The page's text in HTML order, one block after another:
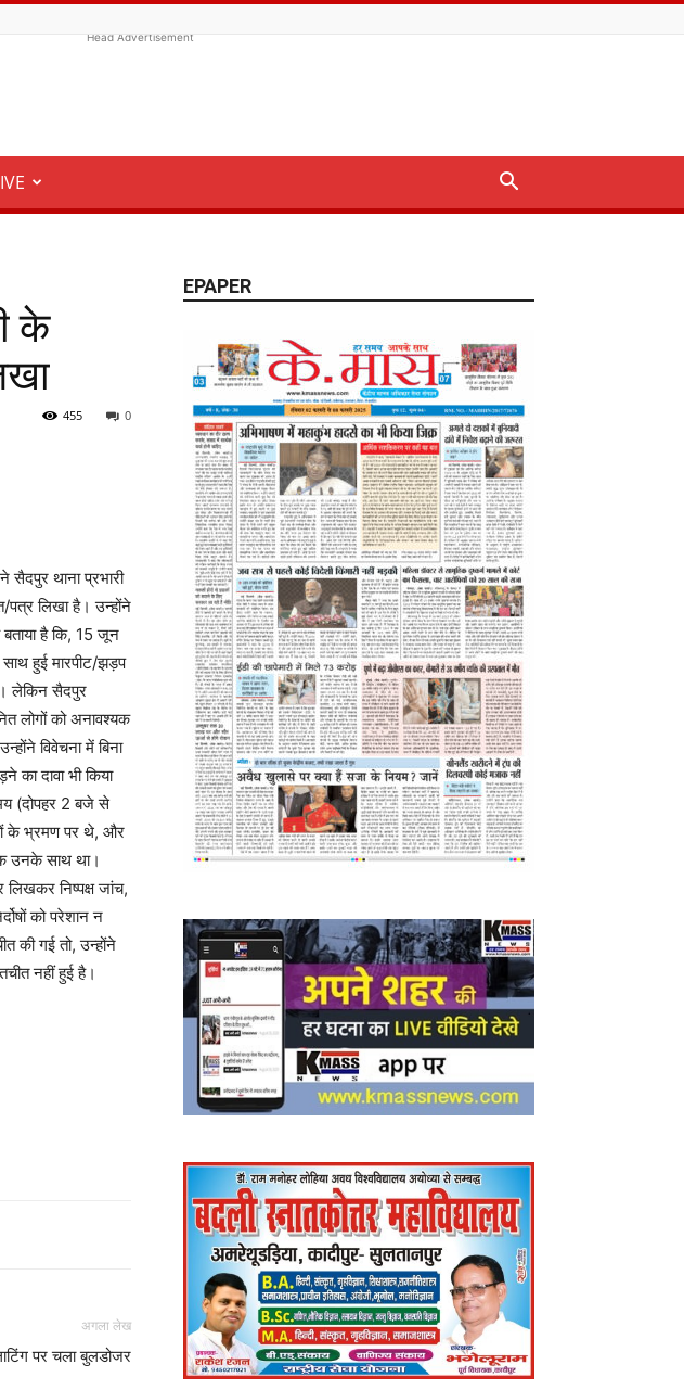
Head Advertisement
के
0
455
सैदपुर थाना प्रभारी
पत्र लिखा है। उन्होंने
है कि, 15 जून
हुई मारपीट/झड़प
लेकिन सैदपुर
लोगों को अनावश्यक
विवेचना में बिना
का दावा भी किया
(दोपहर 2 बजे से
के भ्रमण पर थे, और
उनके साथ था।
निष्पक्ष जांच,
को परेशान न
की गई तो, उन्होंने
नहीं हुई है।
अगला लेख
पर चला बुलडोजर
EPAPER